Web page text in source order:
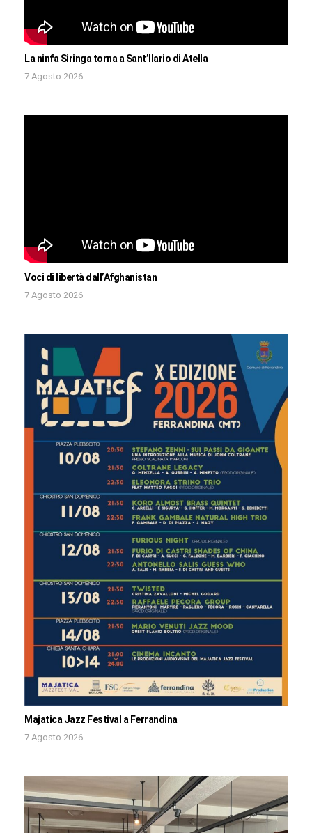
La ninfa Siringa torna a Sant’Ilario di Atella
7 Agosto 2026
Voci di libertà dall’Afghanistan
7 Agosto 2026
Majatica Jazz Festival a Ferrandina
7 Agosto 2026